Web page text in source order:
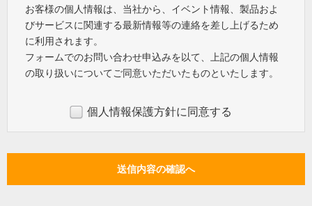
お客様の個人情報は、当社から、イベント情報、製品およ
びサービスに関連する最新情報等の連絡を差し上げるため
に利用されます。
フォームでのお問い合わせ申込みを以て、上記の個人情報
の取り扱いについてご同意いただいたものといたします。
個人情報保護方針に同意する